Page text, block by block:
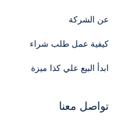
عن الشركة
كيفية عمل طلب شراء
ابدأ البيع علي كذا ميزة
تواصل معنا